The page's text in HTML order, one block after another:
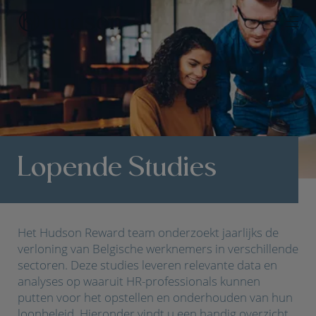
Lopende Studies
Het Hudson Reward team onderzoekt jaarlijks de
verloning van Belgische werknemers in verschillende
sectoren. Deze studies leveren relevante data en
analyses op waaruit HR-professionals kunnen
putten voor het opstellen en onderhouden van hun